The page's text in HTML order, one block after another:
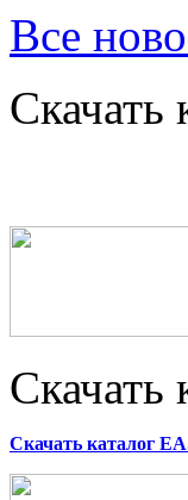
Все
Скачать
Скачать каталог